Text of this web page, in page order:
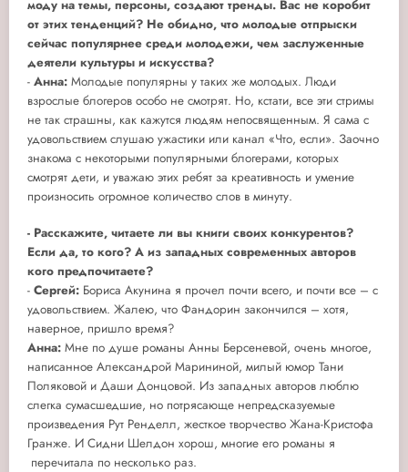
моду на темы, персоны, создают тренды. Вас не коробит
от этих тенденций? Не обидно, что молодые отпрыски
сейчас популярнее среди молодежи, чем заслуженные
деятели культуры и искусства?
- Анна: Молодые популярны у таких же молодых. Люди
взрослые блогеров особо не смотрят. Но, кстати, все эти стримы
не так страшны, как кажутся людям непосвященным. Я сама с
удовольствием слушаю ужастики или канал «Что, если». Заочно
знакома с некоторыми популярными блогерами, которых
смотрят дети, и уважаю этих ребят за креативность и умение
произносить огромное количество слов в минуту.
- Расскажите, читаете ли вы книги своих конкурентов?
Если да, то кого? А из западных современных авторов
кого предпочитаете?
- Сергей: Бориса Акунина я прочел почти всего, и почти все – с
удовольствием. Жалею, что Фандорин закончился – хотя,
наверное, пришло время?
Анна: Мне по душе романы Анны Берсеневой, очень многое,
написанное Александрой Марининой, милый юмор Тани
Поляковой и Даши Донцовой. Из западных авторов люблю
слегка сумасшедшие, но потрясающе непредсказуемые
произведения Рут Ренделл, жесткое творчество Жана-Кристофа
Гранже. И Сидни Шелдон хорош, многие его романы я
перечитала по несколько раз.